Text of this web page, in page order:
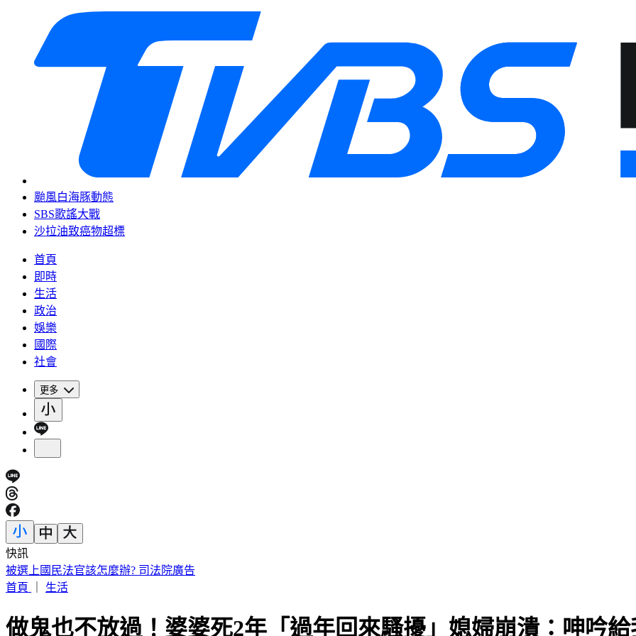
颱風白海豚動態
SBS歌謠大戰
沙拉油致癌物超標
首頁
即時
生活
政治
娛樂
國際
社會
更多
快訊
美股開盤／聯準會升息疑慮意外減緩！標普、那指「雙開高」
首頁
生活
做鬼也不放過！婆婆死2年「過年回來騷擾」媳婦崩潰：呻吟給